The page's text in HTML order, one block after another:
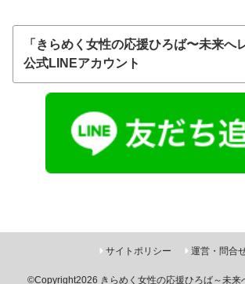
「きらめく女性の応援ひろば〜未来へ
公式LINEアカウント
サイトポリシー 運営・問合
©Copyright2026 きらめく女性の応援ひろば～未来